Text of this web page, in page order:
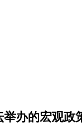
办的宏观